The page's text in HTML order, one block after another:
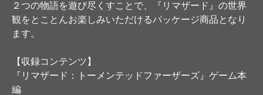
２つの物語を遊び尽くすことで、『リマザード』の世界
観をとことんお楽しみいただけるパッケージ商品となり
ます。
【収録コンテンツ】
『リマザード：トーメンテッドファーザーズ』ゲーム本
編